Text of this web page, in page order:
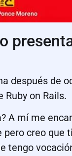
después de
on Rails.
A mí me
pero creo
tengo